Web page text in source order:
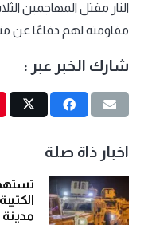
النار مقتل المهاجمين
مقاومته لهم دفاعًا عن
شارك الخبر عبر :
اخبار ذاة صلة